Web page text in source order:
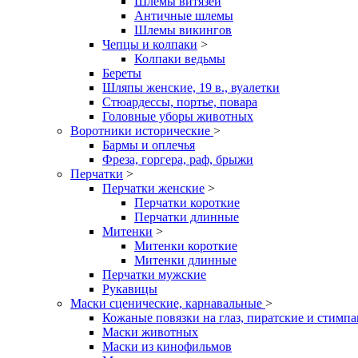
Античные шлемы
Шлемы викингов
Чепцы и колпаки >
Колпаки ведьмы
Береты
Шляпы женские, 19 в., вуалетки
Стюардессы, портье, повара
Головные уборы животных
Воротники исторические >
Бармы и оплечья
Фреза, горгера, раф, брыжи
Перчатки >
Перчатки женские >
Перчатки короткие
Перчатки длинные
Митенки >
Митенки короткие
Митенки длинные
Перчатки мужские
Рукавицы
Маски сценические, карнавальные >
Кожаные повязки на глаз, пиратские и
Маски животных
Маски из кинофильмов